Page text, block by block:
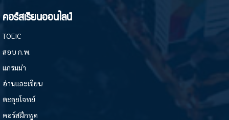
คอร์สเรียนออนไลน์
TOEIC
สอบ ก.พ.
แกรมม่า
อ่านและเขียน
ตะลุยโจทย์
คอร์สฝึกพูด